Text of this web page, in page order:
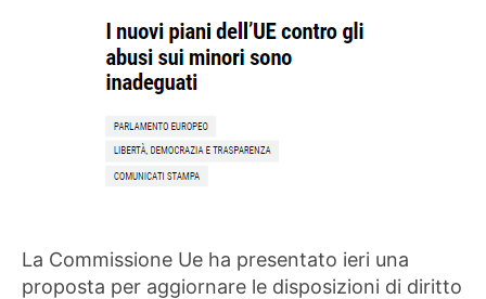
La Commissione Ue ha presentato ieri una
proposta per aggiornare le disposizioni di diritto